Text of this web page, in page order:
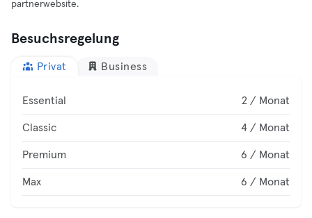
partnerwebsite.
Besuchsregelung
Privat Business
Essential 2 / Monat
Classic 4 / Monat
Premium 6 / Monat
Max 6 / Monat